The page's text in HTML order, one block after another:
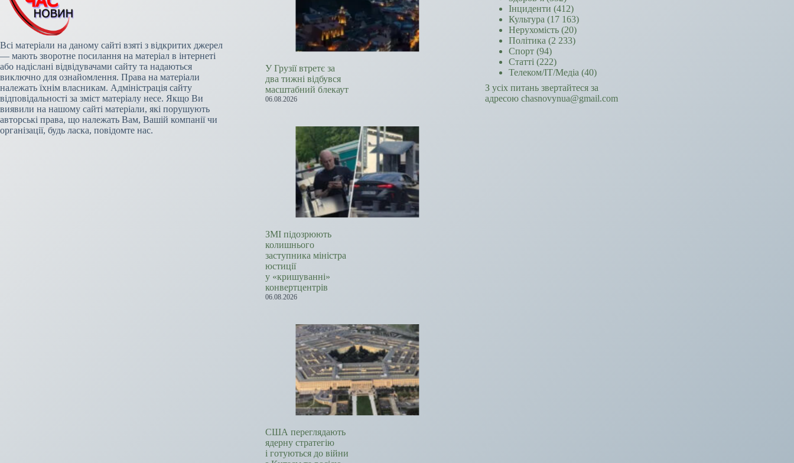
Всі матеріали на даному сайті взяті з відкритих джерел
— мають зворотне посилання на матеріал в інтернеті
або надіслані відвідувачами сайту та надаються
виключно для ознайомлення. Права на матеріали
належать їхнім власникам. Адміністрація сайту
відповідальності за зміст матеріалу несе. Якщо Ви
виявили на нашому сайті матеріали, які порушують
авторські права, що належать Вам, Вашій компанії чи
організації, будь ласка, повідомте нас.
У Грузії втретє за
два тижні відбувся
масштабний блекаут
06.08.2026
ЗМІ підозрюють
колишнього
заступника міністра
юстиції
у «кришуванні»
конвертцентрів
06.08.2026
США переглядають
ядерну стратегію
і готуються до війни
Інциденти (412)
Культура (17 163)
Нерухомість (20)
Політика (2 233)
Спорт (94)
Статті (222)
Телеком/ІТ/Медіа (40)
З усіх питань звертайтеся за
адресою chasnovynua@gmail.com